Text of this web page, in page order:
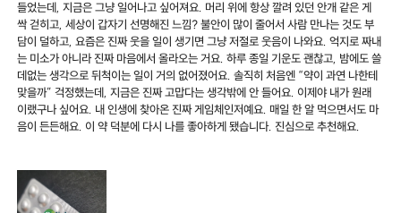
들었는데, 지금은 그냥 일어나고 싶어져요. 머리 위에 항상 깔려 있던 안개 같은 게
싹 걷히고, 세상이 갑자기 선명해진 느낌? 불안이 많이 줄어서 사람 만나는 것도 부
담이 덜하고, 요즘은 진짜 웃을 일이 생기면 그냥 저절로 웃음이 나와요. 억지로 짜내
는 미소가 아니라 진짜 마음에서 올라오는 거요. 하루 종일 기운도 괜찮고, 밤에도 쓸
데없는 생각으로 뒤척이는 일이 거의 없어졌어요. 솔직히 처음엔 “약이 과연 나한테
맞을까” 걱정했는데, 지금은 진짜 고맙다는 생각밖에 안 들어요. 이제야 내가 원래
이랬구나 싶어요. 내 인생에 찾아온 진짜 게임체인저예요. 매일 한 알 먹으면서도 마
음이 든든해요. 이 약 덕분에 다시 나를 좋아하게 됐습니다. 진심으로 추천해요.